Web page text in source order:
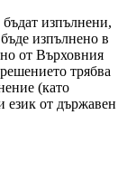
изпълнени,
изпълнено в
от Върховния
трябва
(като
език от държавен